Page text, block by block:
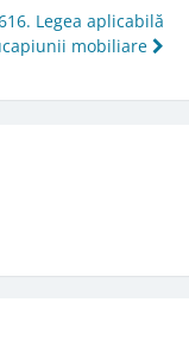
Legea aplicabilă
mobiliare